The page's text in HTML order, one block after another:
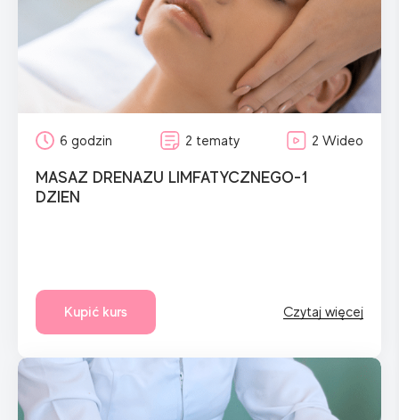
6 godzin 2 tematy 2 Wideo
MASAZ DRENAZU LIMFATYCZNEGO-1
DZIEN
Kupić kurs Czytaj więcej